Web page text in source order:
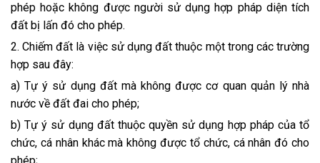
phép hoặc không được người sử dụng hợp pháp diện tích
đất bị lấn đó cho phép.
2. Chiếm đất là việc sử dụng đất thuộc một trong các trường
hợp sau đây:
a) Tự ý sử dụng đất mà không được cơ quan quản lý nhà
nước về đất đai cho phép;
b) Tự ý sử dụng đất thuộc quyền sử dụng hợp pháp của tổ
chức, cá nhân khác mà không được tổ chức, cá nhân đó cho
phép;